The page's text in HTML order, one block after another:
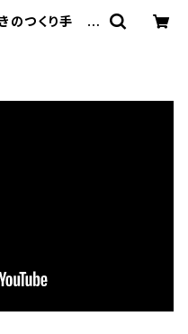
のつくり手 時